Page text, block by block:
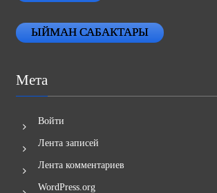
ЫЙМАН САБАКТАРЫ
Мета
Войти
Лента записей
Лента комментариев
WordPress.org